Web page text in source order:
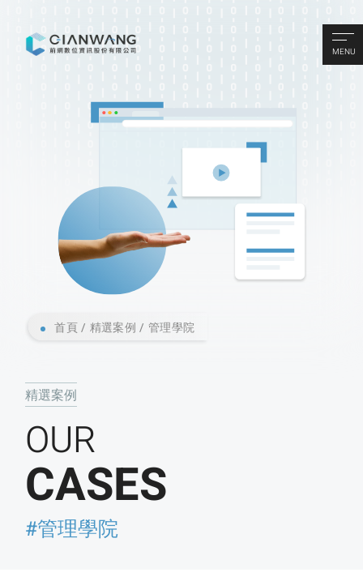
MENU
首頁 精選案例 管理學院
精選案例
OUR
CASES
#管理學院